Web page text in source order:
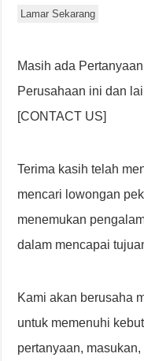
Lamar Sekarang
Masih ada
Perusahaan ini dan
[CONTACT US]
Terima kasih telah
mencari lowongan
menemukan
dalam mencapai
Kami akan berusaha
untuk memenuhi
pertanyaan,